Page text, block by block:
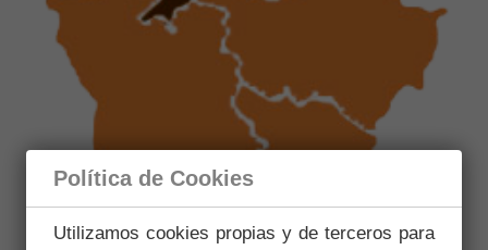
Política de Cookies
Utilizamos cookies propias y de terceros para